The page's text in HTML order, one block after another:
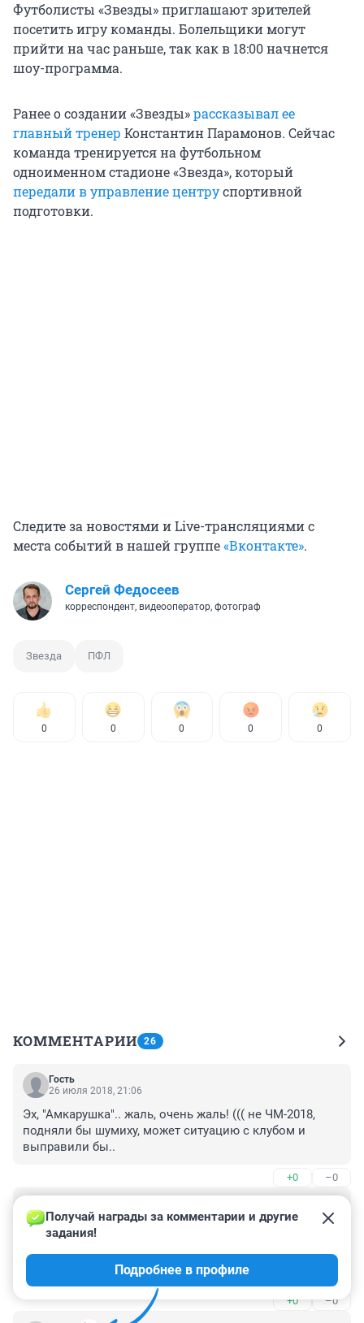
Футболисты «Звезды» приглашают зрителей
посетить игру команды. Болельщики могут
прийти на час раньше, так как в 18:00 начнется
шоу-программа.
Ранее о создании «Звезды»рассказывал ее
главный тренер Константин Парамонов. Сейчас
команда тренируется на футбольном
одноименном стадионе «Звезда», который
передали в управление центруспортивной
подготовки.
Следите за новостями и Live-трансляциями с
места событий в нашей группе«Вконтакте».
Сергей Федосеев
корреспондент, видеооператор, фотограф
Звезда ПФЛ
0 0 0 0 0
КОММЕНТАРИИ 26
Гость
26 июля 2018, 21:06
Эх, "Амкарушка".. жаль, очень жаль! ((( не ЧМ-2018,
подняли бы шумиху, может ситуацию с клубом и
выправили бы..
+0 –0
26 июля 2018, 18:32
Другие регионы десятилетиями спонсируют свои
клубы и никак не могут выйти в Премьер-лигу. У нас
же в Прикамье такой клуб был - "Амкар", звёзд с неба
конечно не хватал, но он был и его любили!
Сохранить клуб была святая обязанность
руководства края, найти спонсоров, того же
+0 –0
Получай награды за комментарии и другие
задания!
Подробнее в профиле